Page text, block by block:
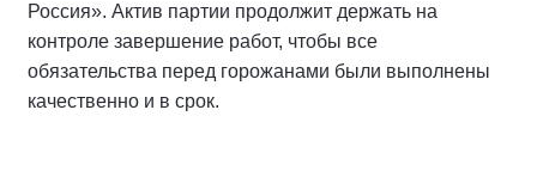
Россия». Актив партии продолжит держать на
контроле завершение работ, чтобы все
обязательства перед горожанами были выполнены
качественно и в срок.